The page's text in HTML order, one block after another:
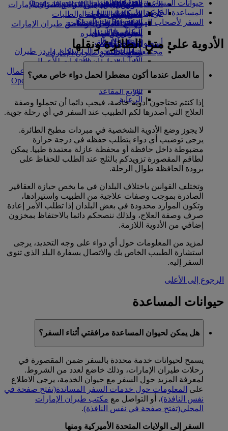
الشركاء الجويون
تناول الطعام في الدرجة السياحية
الممتازة
وجبات الدرجة السياحية
المشروبات
أسطول طائراتنا
بوينج 777
طائرة الإمارات A380
A350 طائرة الإمارات
الإمارات للطيران الخاص
توزيع المقاعد
السوق الحرة
متجرنا الرسمي
التسلية للأطفال
الترفيه عن الأطفال
ألعاب الأطفال
أنشطة للأطفال
in a new tab
كوكبنا
الاستدامة في العمليات
السياسة البيئية
التقارير البيئية
مجتمعاتنا المحلية
مؤسسة طيران الإمارات للأعمال
مؤسسة طيران الإمارات للأعمال
الإنسانية Opens an external link in a new
tab
الرعاية
هلسنكي
هانغتشو
دا نانغ
شنزان
سييم ريب
Opens an external link in a new tab
شركاؤنا
Skywards Everyday
سكاي واردز رايل
حاسبة الأميال
تسجيل الدخول إلى سكاي واردز طيران
الإمارات
سكاي واردز+
الاستمتاع بالحياة مع سكاي واردز
السفر لأصحاب الهمم مع طيران الإمارات
المساعدة الخاصة والطلبات
تجربتكم على متن الطائرة
الأدوات والموارد
الهاتف المتحرك وتطبيق طيران الإمارات
إلغاء حجز أو تغييره
تعطل الرحلات
معلومات عن طيران الإمارات
حيوانات المساعدة
المساعدة الخاصة
السفر لأصحاب الهمم
الأدوية على متن الطائرة ونقلها
ما العمل عندما أكون مضطرا لحمل دواء خاص معي؟
إذا كنتم تحتاجون أدوية خاصة، فيجب دائما أن تحملوا وصفة
العلاج التي أصدرها لكم الطبيب عند السفر في أي رحلة جوية.
لا يجوز وضع الأدوية الشخصية في مبردات مطبخ الطائرة.
يرجى توضيب أي دواء يتطلب حفظه في درجة حرارة
مضبوطة داخل حافظة أو محفظة عازلة معتمدة طبيا. يمكن
لطاقم المقصورة تزويدكم بالثلج عند الطلب للحفاظ على
برودة الحافظة طوال الرحلة.
وتختلف القوانين باختلاف البلدان في ما يخص حيازة العقاقير
الصادرة بموجب وصفات علاجية من الطبيب واستيرادها،
وتكون الموارد محدودة في بعض البلدان إذا تطلب الأمر إعادة
صرف وصفة العلاج، ولذلك ننصحكم دائما بالاحتفاظ بمخزون
إضافي من الأدوية اللازمة.
لمزيد من المعلومات حول أي دواء على وجه التحديد، يرجى
استشارة الطبيب الخاص بك والاتصال بسفارة البلد الذي تنوي
السفر إليه.
الرجوع إلى الأعلى
حيوانات المساعدة
هل يمكن لحيوان المساعدة مرافقتي أثناء السفر؟
يسمح لحيوانات خدمة محددة بالسفر ضمن المقصورة في
رحلات طيران الإمارات، وذلك خاضع لعدد من الشروط.
لمعرفة المزيد حول السفر مع حيوان الخدمة، يرجى الاطلاع
على المعلومات حول خدمات السفر المساندة(تفتح صفحة في
نفس النافذة)، أو التواصل مع مكتب طيران الإمارات
المحلي(تفتح صفحة في نفس النافذة).
السفر إلى الولايات المتحدة الأميركية ومنها